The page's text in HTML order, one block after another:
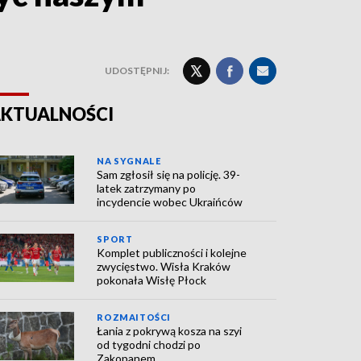
UDOSTĘPNIJ:
NA SYGNALE
Sam zgłosił się na policję. 39-
latek zatrzymany po
incydencie wobec Ukraińców
SPORT
Komplet publiczności i kolejne
zwycięstwo. Wisła Kraków
pokonała Wisłę Płock
ROZMAITOŚCI
Łania z pokrywą kosza na szyi
od tygodni chodzi po
Zakopanem